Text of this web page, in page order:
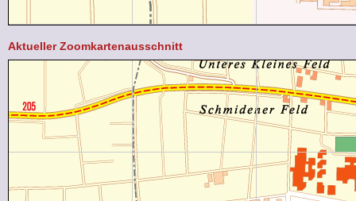
Aktueller Zoomkartenausschnitt